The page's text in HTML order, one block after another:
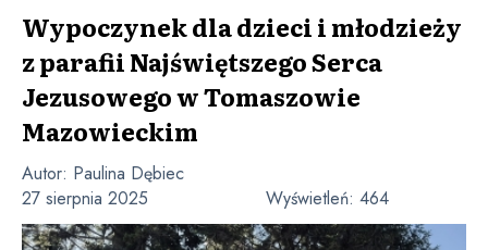
Wypoczynek dla dzieci i młodzieży
z parafii Najświętszego Serca
Jezusowego w Tomaszowie
Mazowieckim
Autor: Paulina Dębiec
27 sierpnia 2025
Wyświetleń: 464